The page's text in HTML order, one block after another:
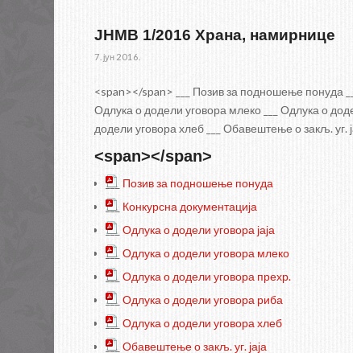
ЈНМВ 1/2016 Храна, намирнице
7. јун 2016.
<span></span> ___ Позив за подношење понуда
Одлука о додели уговора млеко ___ Одлука о
додели уговора хлеб ___ Обавештење о закљ.
<span></span>
___ Позив за подношење понуда
___ Конкурсна документација
___Одлука о додели уговора јаја
___Одлука о додели уговора млеко
___Одлука о додели уговора прехр.
___Одлука о додели уговора риба
___Одлука о додели уговора хлеб
___Обавештење о закљ. уг. јаја